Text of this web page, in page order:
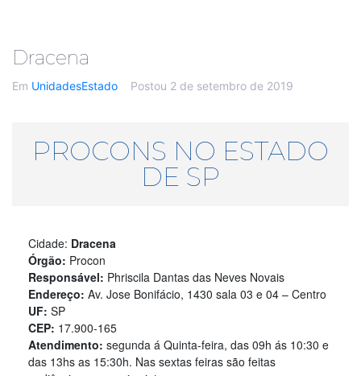
Dracena
Em UnidadesEstado Postou 2 de setembro de 2019
PROCONS NO ESTADO
DE SP
Cidade: Dracena
Órgão: Procon
Responsável: Phriscila Dantas das Neves Novais
Endereço: Av. Jose Bonifácio, 1430 sala 03 e 04 – Centro
UF: SP
CEP: 17.900-165
Atendimento: segunda á Quinta-feira, das 09h ás 10:30 e
das 13hs as 15:30h. Nas sextas feiras são feitas